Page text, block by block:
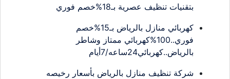
بتقنيات تنظيف عصرية بـ18%خصم فوري
كهربائي منازل بالرياض بـ15%خصم
فوري..100%كهربائي ممتاز وشاطر
بالرياض..كهربائي24ساعه/7أيام
شركة تنظيف منازل بالرياض بأسعار رخيصه